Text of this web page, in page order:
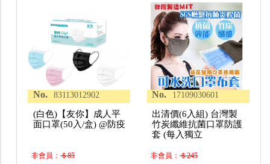
No. 83113012902
(白色)【友你】成人平
面口罩(50入/盒) @防疫
非會員：＄85
No. 17109030601
出清價(6入組) 台灣製
竹炭纖維抗菌口罩防護
套 (每入獨立
非會員：＄245